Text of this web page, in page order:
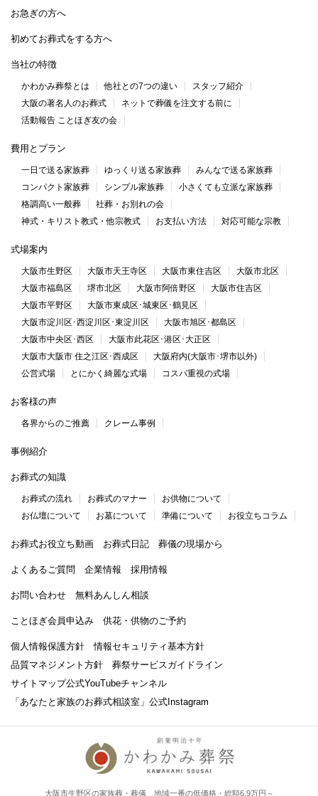
お急ぎの方へ
初めてお葬式をする方へ
当社の特徴
かわかみ葬祭とは 他社との7つの違い
スタッフ紹介
大阪の著名人のお葬式
ネットで葬儀を注文する前に
活動報告 ことほぎ友の会
費用とプラン
一日で送る家族葬 ゆっくり送る家族葬
みんなで送る家族葬
コンパクト家族葬
シンプル家族葬
小さくても立派な家族葬
格調高い一般葬
社葬・お別れの会
神式・キリスト教式・他宗教式
お支払い方法 対応可能な宗教
式場案内
大阪市生野区 大阪市天王寺区 大阪市東住吉区
大阪市北区
大阪市福島区
堺市北区 大阪市阿倍野区
大阪市住吉区
大阪市平野区
大阪市東成区･城東区･鶴見区
大阪市淀川区･西淀川区･東淀川区
大阪市旭区･都島区
大阪市中央区･西区
大阪市此花区･港区･大正区
大阪市大阪市 住之江区･西成区
大阪府内(大阪市･堺市以外)
公営式場
とにかく綺麗な式場 コスパ重視の式場
お客様の声
各界からのご推薦 クレーム事例
事例紹介
お葬式の知識
お葬式の流れ お葬式のマナー
お供物について
お仏壇について
お墓について 準備について お役立ちコラム
お葬式お役立ち動画 お葬式日記 葬儀の現場から
よくあるご質問 企業情報 採用情報
お問い合わせ 無料あんしん相談
ことほぎ会員申込み 供花・供物のご予約
個人情報保護方針
情報セキュリティ基本方針
品質マネジメント方針
葬祭サービスガイドライン
サイトマップ公式YouTubeチャンネル
「あなたと家族のお葬式相談室」 公式Instagram
大阪市生野区の家族葬・葬儀 地域一番の低価格・総額6.9万円～